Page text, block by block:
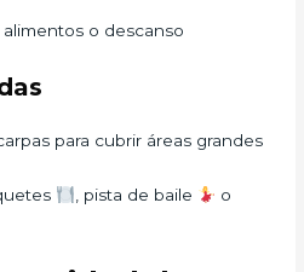
o descanso
para cubrir áreas grandes
, pista de baile
o